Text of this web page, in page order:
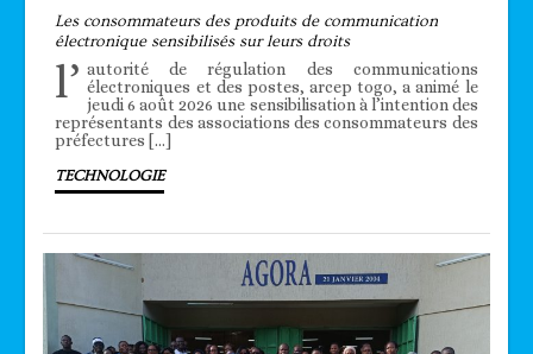
Les consommateurs des produits de communication
électronique sensibilisés sur leurs droits
l’ autorité de régulation des communications
électroniques et des postes, arcep togo, a animé le
jeudi 6 août 2026 une sensibilisation à l’intention des
représentants des associations des consommateurs des
préfectures […]
TECHNOLOGIE